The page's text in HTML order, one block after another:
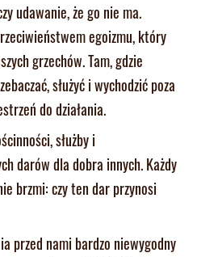
udawanie, że go nie ma.
egoizmu, który
grzechów. Tam, gdzie
służyć i wychodzić poza
do działania.
służby i
darów dla dobra innych. Każdy
brzmi: czy ten dar przynosi
przed nami bardzo niewygodny